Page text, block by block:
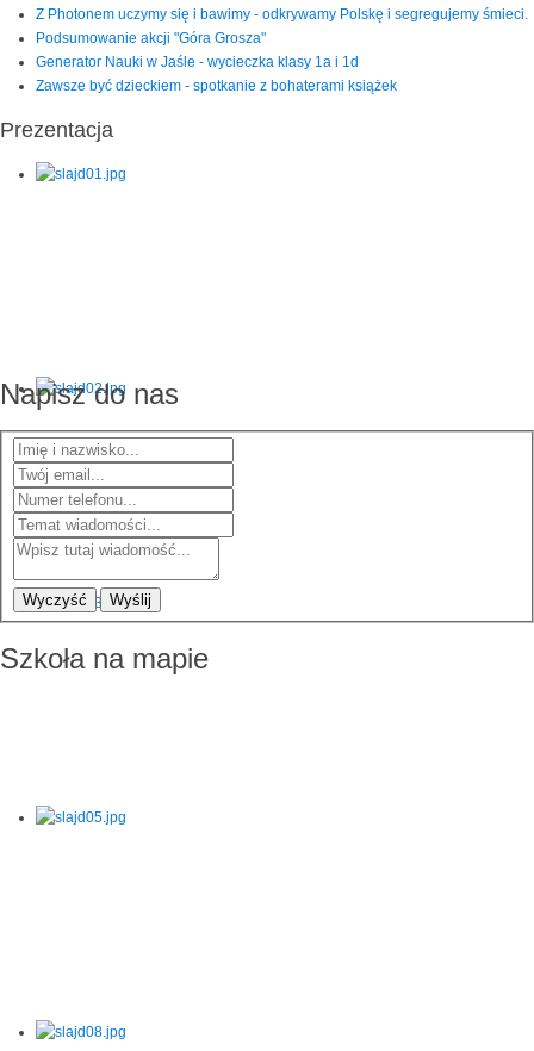
Z Photonem uczymy się i bawimy - odkrywamy Polskę i segregujemy śmieci.
Podsumowanie akcji "Góra Grosza"
Generator Nauki w Jaśle - wycieczka klasy 1a i 1d
Zawsze być dzieckiem - spotkanie z bohaterami książek
Prezentacja
Napisz do nas
Wyczyść Wyślij
Szkoła na mapie